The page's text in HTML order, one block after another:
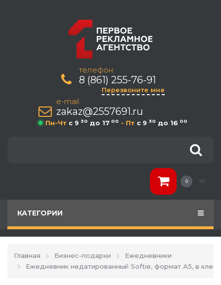
телефон:
8 (861) 255-76-91
Перезвоните мне
e-mail
zakaz@2557691.ru
Пн-Чт c 9 30 до 17 00 - Пт c 9 30 до 16 00
0
КАТЕГОРИИ
Главная Бизнес-подарки
Ежедневники
Ежедневник недатированный Softie, формат А5, в